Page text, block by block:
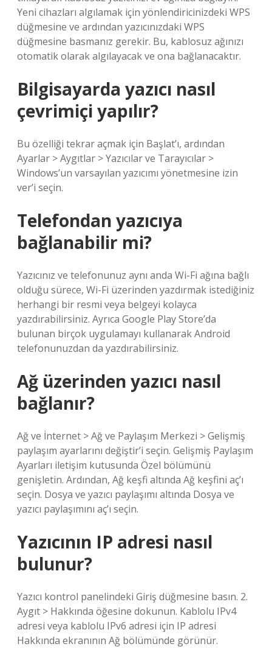
Yeni cihazları algılamak için yönlendiricinizdeki WPS
düğmesine ve ardından yazıcınızdaki WPS
düğmesine basmanız gerekir. Bu, kablosuz ağınızı
otomatik olarak algılayacak ve ona bağlanacaktır.
Bilgisayarda yazıcı nasıl
çevrimiçi yapılır?
Bu özelliği tekrar açmak için Başlat’ı, ardından
Ayarlar > Aygıtlar > Yazıcılar ve Tarayıcılar >
Windows’un varsayılan yazıcımı yönetmesine izin
ver’i seçin.
Telefondan yazıcıya
bağlanabilir mi?
Yazıcınız ve telefonunuz aynı anda Wi-Fi ağına bağlı
olduğu sürece, Wi-Fi üzerinden yazdırmak istediğiniz
herhangi bir resmi veya belgeyi kolayca
yazdırabilirsiniz. Ayrıca Google Play Store’da
bulunan birçok uygulamayı kullanarak Android
telefonunuzdan da yazdırabilirsiniz.
Ağ üzerinden yazıcı nasıl
bağlanır?
Ağ ve İnternet > Ağ ve Paylaşım Merkezi > Gelişmiş
paylaşım ayarlarını değiştir’i seçin. Gelişmiş Paylaşım
Ayarları iletişim kutusunda Özel bölümünü
genişletin. Ardından, Ağ keşfi altında Ağ keşfini aç’ı
seçin. Dosya ve yazıcı paylaşımı altında Dosya ve
yazıcı paylaşımını aç’ı seçin.
Yazıcının IP adresi nasıl
bulunur?
Yazıcı kontrol panelindeki Giriş düğmesine basın. 2.
Aygıt > Hakkında öğesine dokunun. Kablolu IPv4
adresi veya kablolu IPv6 adresi için IP adresi
Hakkında ekranının Ağ bölümünde görünür.